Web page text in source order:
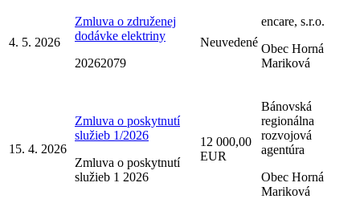
4. 5. 2026
Zmluva o združenej
dodávke elektriny
20262079
Neuvedené
encare, s.r.o.
Obec Horná
Mariková
15. 4. 2026
Zmluva o poskytnutí
služieb 1/2026
Zmluva o poskytnutí
služieb 1 2026
12 000,00
EUR
Bánovská
regionálna
rozvojová
agentúra
Obec Horná
Mariková